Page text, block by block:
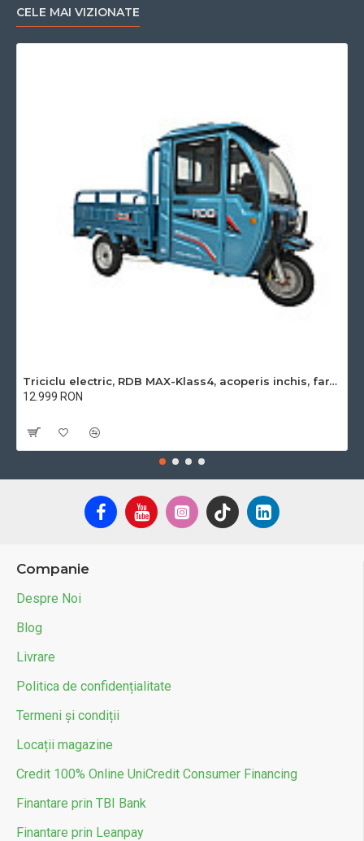
CELE MAI VIZIONATE
Triciclu electric, RDB MAX-Klass4, acoperis inchis, fara permis, 72V 32Ah, 4000W, 25km/h
12.999 RON
Companie
Despre Noi
Blog
Livrare
Politica de confidențialitate
Termeni și condiții
Locații magazine
Credit 100% Online UniCredit Consumer Financing
Finantare prin TBI Bank
Finantare prin Leanpay